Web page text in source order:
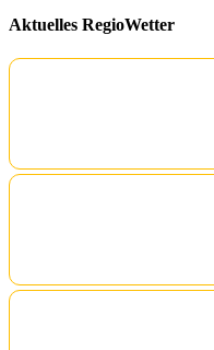
Aktuelles RegioWetter